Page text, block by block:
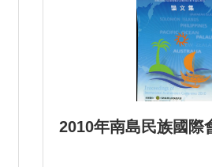
2010年南島民族國際